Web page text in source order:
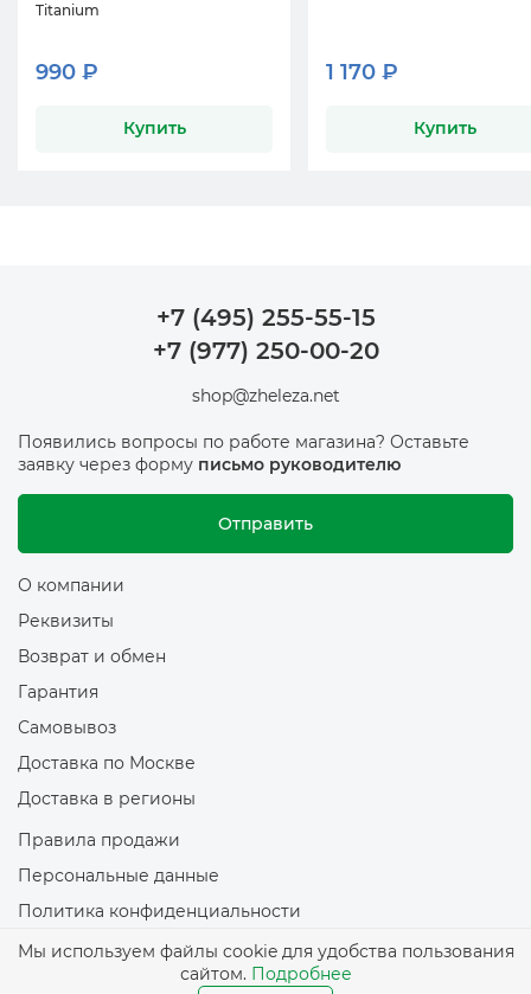
Titanium
990 ₽
Купить
1 170 ₽
Купить
+7 (495) 255-55-15
+7 (977) 250-00-20
shop@zheleza.net
Появились вопросы по работе магазина? Оставьте
заявку через форму письмо руководителю
Отправить
О компании
Реквизиты
Возврат и обмен
Гарантия
Самовывоз
Доставка по Москве
Доставка в регионы
Правила продажи
Персональные данные
Политика конфиденциальности
Политика обработки файлов Cookie
Мы используем файлы cookie для удобства пользования
сайтом. Подробнее